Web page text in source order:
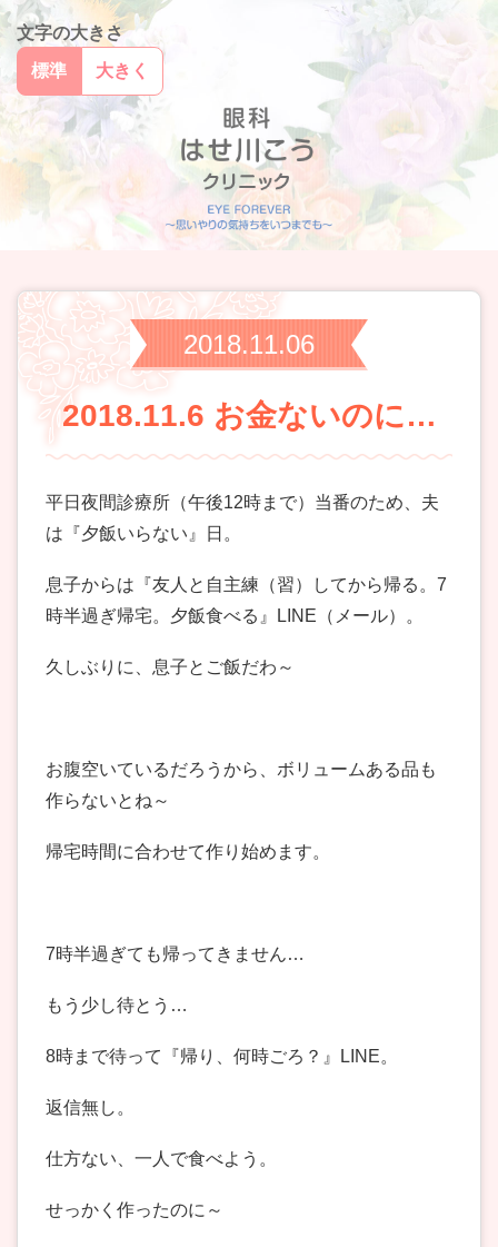
文字の大きさ
標準
大きく
2018.11.06
2018.11.6 お金ないのに…
平日夜間診療所（午後12時まで）当番のため、夫
は『夕飯いらない』日。
息子からは『友人と自主練（習）してから帰る。7
時半過ぎ帰宅。夕飯食べる』LINE（メール）。
久しぶりに、息子とご飯だわ～
お腹空いているだろうから、ボリュームある品も
作らないとね～
帰宅時間に合わせて作り始めます。
7時半過ぎても帰ってきません…
もう少し待とう…
8時まで待って『帰り、何時ごろ？』LINE。
返信無し。
仕方ない、一人で食べよう。
せっかく作ったのに～